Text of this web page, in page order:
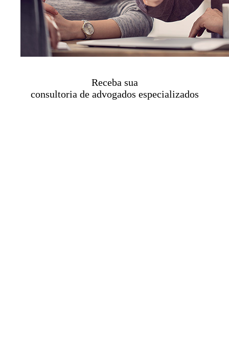
Receba sua
consultoria de advogados especializados